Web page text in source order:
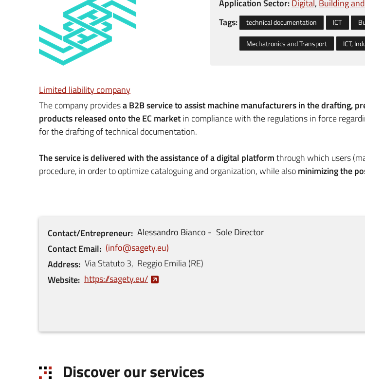
Application Sector:Digital Building
Tags:
technical documentation ICT
Mechatronics and Transport
ICT,
Limited liability company
The company providesa B2B service to assist machine manufacturers in the drafting,
products released onto the EC marketin compliance with the regulations in force
for the drafting of technical documentation.
The service is delivered with the assistance of a digital platformthrough which users
procedure, in order to optimize cataloguing and organization, while alsominimizing the
Contact/Entrepreneur Alessandro Bianco
Sole Director
Contact Email
info@sagety.eu
Address Via Statuto3, Reggio Emilia(RE)
Website https://sagety.eu/
Discover our services